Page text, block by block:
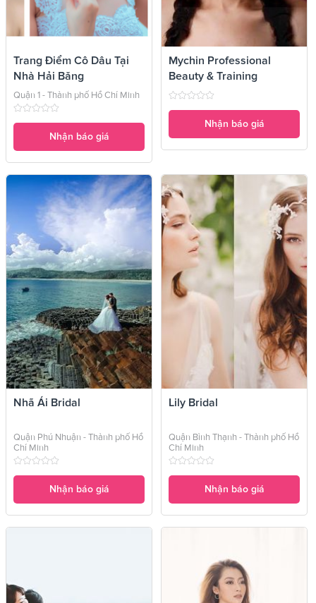
Trang Điểm Cô Dâu Tại
Nhà Hải Băng
Quận 1 - Thành phố Hồ Chí Minh
Nhận báo giá
Mychin Professional
Beauty & Training
Nhận báo giá
Nhã Ái Bridal
Quận Phú Nhuận - Thành phố Hồ
Chí Minh
Nhận báo giá
Lily Bridal
Quận Bình Thạnh - Thành phố Hồ
Chí Minh
Nhận báo giá